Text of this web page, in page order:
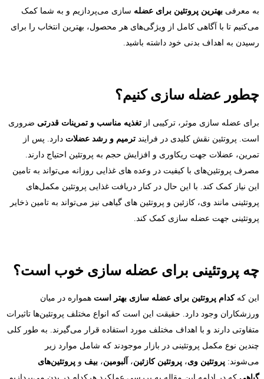
به معرفی بهترین پروتئین‌ برای عضله ‌سازی می‌پردازیم و به شما کمک
می‌کنیم تا با آگاهی کامل از ویژگی‌های هر محصول، بهترین انتخاب را برای
رسیدن به اهداف بدنی خود داشته باشید.
چطور عضله سازی کنیم؟
برای عضله سازی موثر، ترکیبی از تغذیه مناسب و تمرینات قدرتی ضروری
است. پروتئین نقش کلیدی در فرایند ترمیم و رشد عضلات دارد. پس از
تمرین، عضلات جهت ریکاوری و افزایش حجم به پروتئین احتیاج دارند.
مصرف پروتئین‌های با کیفیت در وعده های غذایی روزانه می‌تواند به تامین
این نیاز کمک کند. با این حال در کنار دریافت غذایی پروتئین مکمل‌های
پروتئینی مانند وی، کازئین و پروتئین های گیاهی نیز می‌تواند به تامین ذخایر
پروتئینی جهت عضله سازی کمک کند.
چه پروتئینی برای عضله سازی خوب است؟
این کهکدام پروتئین برای عضله سازی بهتر است همواره در میان
ورزشکاران وجود دارد. حقیقت این است که انواع مختلف پروتئین‌ها تاثیرات
متفاوتی دارند و با اهداف مختلف مورد استفاده قرار می‎‌گیرند. به طور کلی
چندین نوع مکمل پروتئینی در بازار موجودند که شامل موارد زیر
می‌شوند: پروتئین وی، پروتئین کازئین، آلبومین، بیف و پروتئین‌های